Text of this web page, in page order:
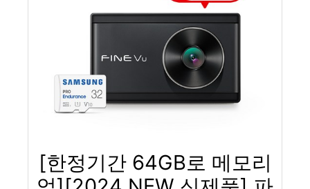
[한정기간 64GB로 메모리